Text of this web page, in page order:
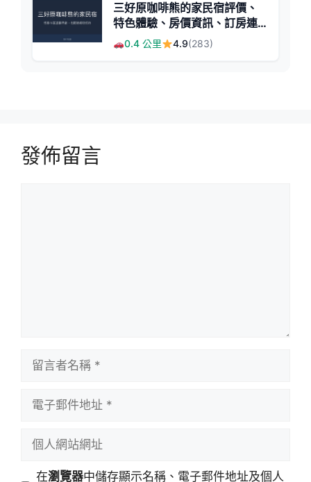
三好原咖啡熊的家民宿評價、
特色體驗、房價資訊、訂房連
結 - 恆春市區親切溫馨住宿
0.4 公里 4.9(283)
發佈留言
在瀏覽器中儲存顯示名稱、電子郵件地址及個人